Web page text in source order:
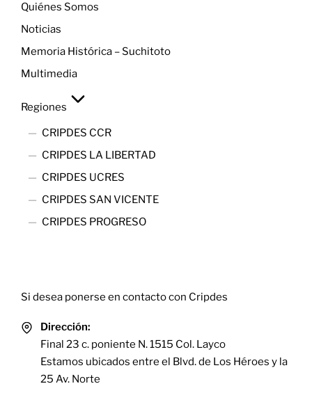
Quiénes Somos
Noticias
Memoria Histórica – Suchitoto
Multimedia
Regiones
CRIPDES CCR
CRIPDES LA LIBERTAD
CRIPDES UCRES
CRIPDES SAN VICENTE
CRIPDES PROGRESO
Si desea ponerse en contacto con Cripdes
Dirección:
Final 23 c. poniente N. 1515 Col. Layco
Estamos ubicados entre el Blvd. de Los Héroes y la
25 Av. Norte